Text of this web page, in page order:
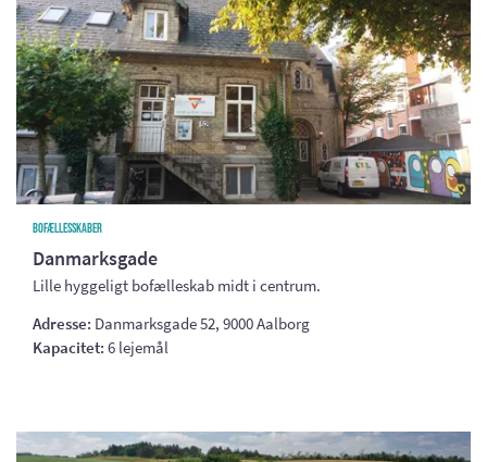
Bofællesskaber
Danmarksgade
Lille hyggeligt bofælleskab midt i centrum.
Adresse: Danmarksgade 52, 9000 Aalborg
Kapacitet: 6 lejemål